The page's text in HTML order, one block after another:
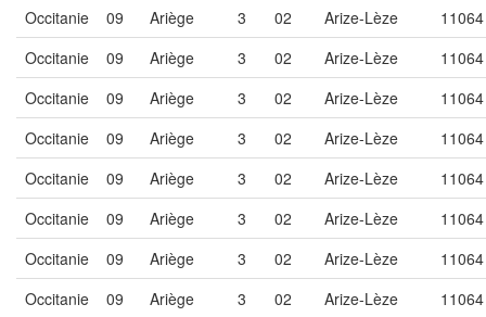
Occitanie
09 Ariège 3 02 Arize-Lèze
11064
Occitanie
09 Ariège 3 02 Arize-Lèze
11064
Occitanie
09 Ariège 3 02 Arize-Lèze
11064
Occitanie
09 Ariège 3 02 Arize-Lèze
11064
Occitanie
09 Ariège 3 02 Arize-Lèze
11064
Occitanie
09 Ariège 3 02 Arize-Lèze
11064
Occitanie
09 Ariège 3 02 Arize-Lèze
11064
Occitanie
09 Ariège 3 02 Arize-Lèze 11064